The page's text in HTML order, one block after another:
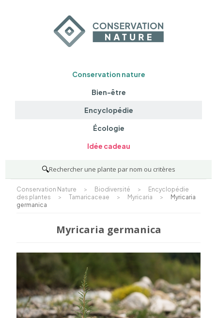
Conservation nature
Bien-être
Encyclopédie
Écologie
Idée cadeau
🔍Rechercher une plante par nom ou critères
Conservation Nature > Biodiversité >
Encyclopédie
des plantes
> Tamaricaceae > Myricaria >
Myricaria
germanica
Myricaria germanica